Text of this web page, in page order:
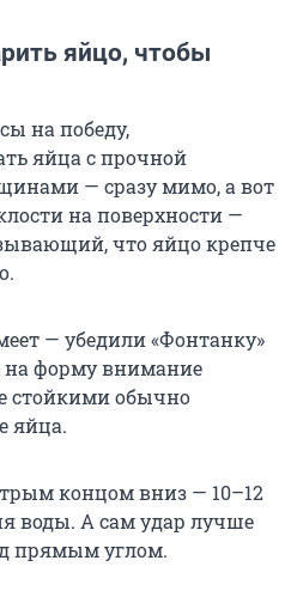
яйцо, чтобы
на победу,
яйца с прочной
— сразу мимо, а вот
на поверхности —
что яйцо крепче
— убедили «Фонтанку»
на форму внимание
стойкими обычно
яйца.
концом вниз — 10–12
воды. А сам удар лучше
прямым углом.